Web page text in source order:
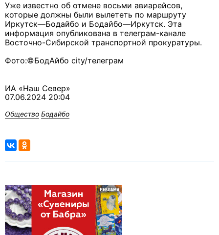
Уже известно об отмене восьми авиарейсов,
которые должны были вылететь по маршруту
Иркутск—Бодайбо и Бодайбо—Иркутск. Эта
информация опубликована в телеграм-канале
Восточно-Сибирской транспортной прокуратуры.
Фото:©БодАйбо city/телеграм
ИА «Наш Север»
07.06.2024 20:04
Общество Бодайбо